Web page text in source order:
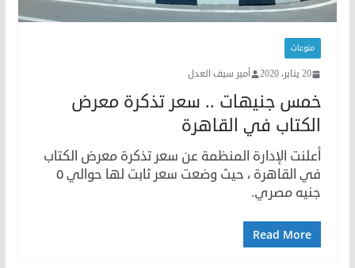
منوعات
20 يناير، 2020 أمير سيف العدل
خمس جنيهات .. سعر تذكرة معرض
الكتاب في القاهرة
أعلنت الإدارة المنظمة عن سعر تذكرة معرض الكتاب
في القاهرة ، حيث وضعت سعر ثابت لها حوالي ٥
جنيه مصري.
Read More